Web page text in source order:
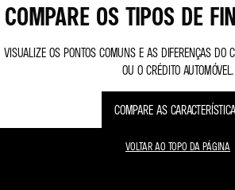
COMPARE OS TIPOS DE
VISUALIZE OS PONTOS COMUNS E AS DIFERENÇAS DO
OU O CRÉDITO AUTOMÓVEL.
COMPARE AS
VOLTAR AO TOPO DA PÁGINA